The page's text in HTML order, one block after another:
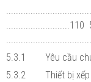
..........................110
5.3.1
Yêu cầu
5.3.2
Thiết bị